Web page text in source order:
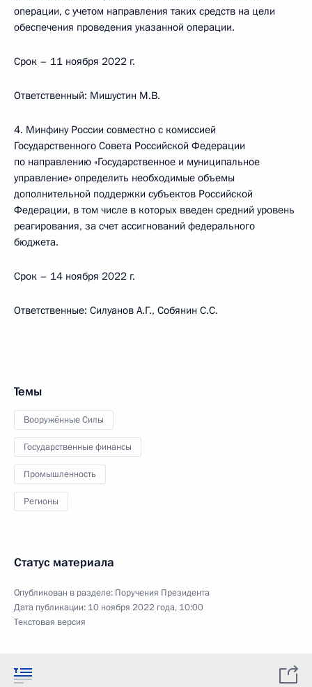
операции, с учетом направления таких средств на цели
обеспечения проведения указанной операции.
Срок – 11 ноября 2022 г.
Ответственный: Мишустин М.В.
4. Минфину России совместно с комиссией
Государственного Совета Российской Федерации
по направлению «Государственное и муниципальное
управление» определить необходимые объемы
дополнительной поддержки субъектов Российской
Федерации, в том числе в которых введен средний уровень
реагирования, за счет ассигнований федерального
бюджета.
Срок – 14 ноября 2022 г.
Ответственные: Силуанов А.Г., Собянин С.С.
Темы
Вооружённые Силы
Государственные финансы
Промышленность
Регионы
Статус материала
Опубликован в разделе: Поручения Президента
Дата публикации: 10 ноября 2022 года, 10:00
Текстовая версия